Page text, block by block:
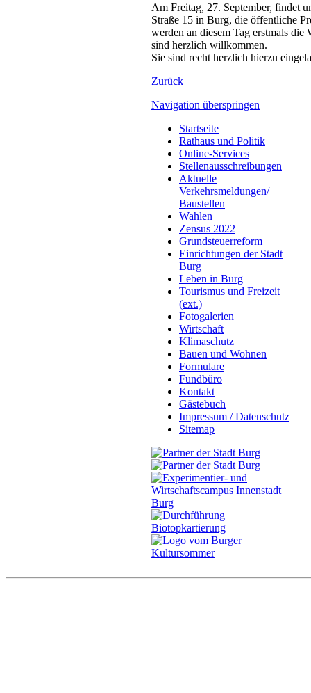
Am Freitag, 27. September, findet
Straße 15 in Burg, die öffentliche
werden an diesem Tag erstmals die
sind herzlich willkommen.
Sie sind recht herzlich hierzu
Zurück
Navigation überspringen
Startseite
Rathaus und Politik
Online-Services
Stellenausschreibungen
Aktuelle
Verkehrsmeldungen/
Baustellen
Wahlen
Zensus 2022
Grundsteuerreform
Einrichtungen der Stadt
Burg
Leben in Burg
Tourismus und Freizeit
(ext.)
Fotogalerien
Wirtschaft
Klimaschutz
Bauen und Wohnen
Formulare
Fundbüro
Kontakt
Gästebuch
Impressum / Datenschutz
Sitemap